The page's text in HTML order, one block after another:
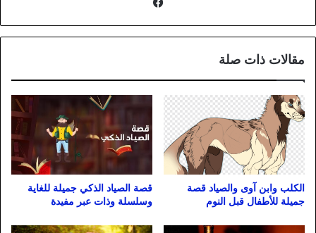
مقالات ذات صلة
الكلب وابن آوى والصياد قصة
جميلة للأطفال قبل النوم
قصة الصياد الذكي جميلة للغاية
وسلسلة وذات عبر مفيدة